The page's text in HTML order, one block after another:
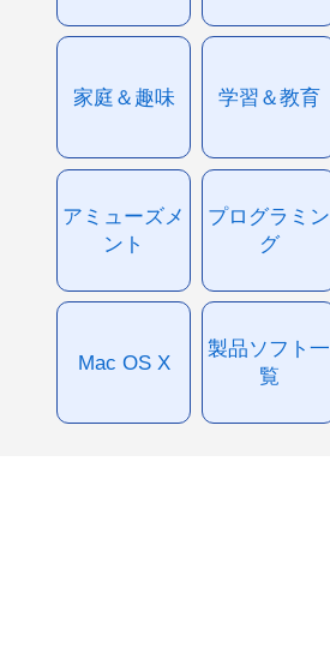
家庭＆趣味 学習＆教育
アミューズメ
ント
プログラミン
グ
Mac OS X
製品ソフト一
覧